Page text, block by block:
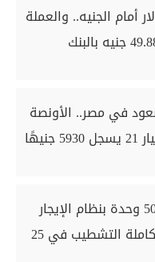
أمام الجنيه.. والعملة
الأمريكية تسجل 49.88 جنيه بالبنك
في مصر.. الأونصة
الإسكان تطرح 5000 وحدة بنظام الإيجار
التمليكي.. شقق كاملة التشطيب في 25